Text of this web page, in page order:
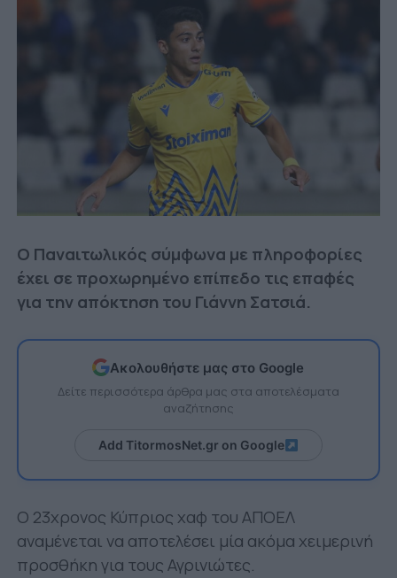
Ο Παναιτωλικός σύμφωνα με πληροφορίες
έχει σε προχωρημένο επίπεδο τις επαφές
για την απόκτηση του Γιάννη Σατσιά.
Ακολουθήστε μας στο Google
Δείτε περισσότερα άρθρα μας στα αποτελέσματα
αναζήτησης
Add TitormosNet.gr on Google
Ο 23χρονος Κύπριος χαφ του ΑΠΟΕΛ
αναμένεται να αποτελέσει μία ακόμα χειμερινή
προσθήκη για τους Αγρινιώτες.